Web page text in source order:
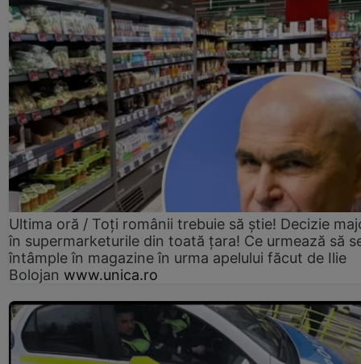
Ultima oră / Toți românii trebuie să știe! Decizie
în supermarketurile din toată țara! Ce urmează să
întâmple în magazine în urma apelului făcut de Ilie
Bolojan www.unica.ro